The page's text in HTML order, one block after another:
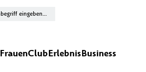
FrauenClubErlebnisBusiness